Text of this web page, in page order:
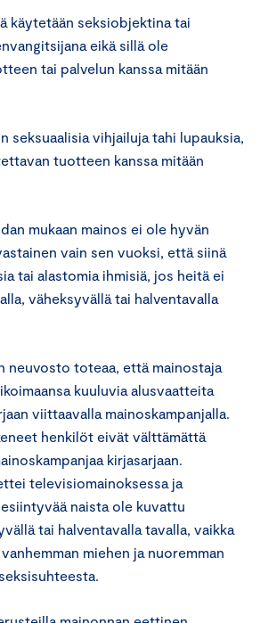
käytetään seksiobjektina tai
eikä sillä ole
tai palvelun kanssa mitään
vihjailuja tahi lupauksia,
tuotteen kanssa mitään
mukaan mainos ei ole hyvän
vain sen vuoksi, että siinä
tai alastomia ihmisiä, jos heitä ei
väheksyvällä tai halventavalla
neuvosto toteaa, että mainostaja
kuuluvia alusvaatteita
viittaavalla mainoskampanjalla.
henkilöt eivät välttämättä
kirjasarjaan.
televisiomainoksessa ja
naista ole kuvattu
tai halventavalla tavalla, vaikka
miehen ja nuoremman